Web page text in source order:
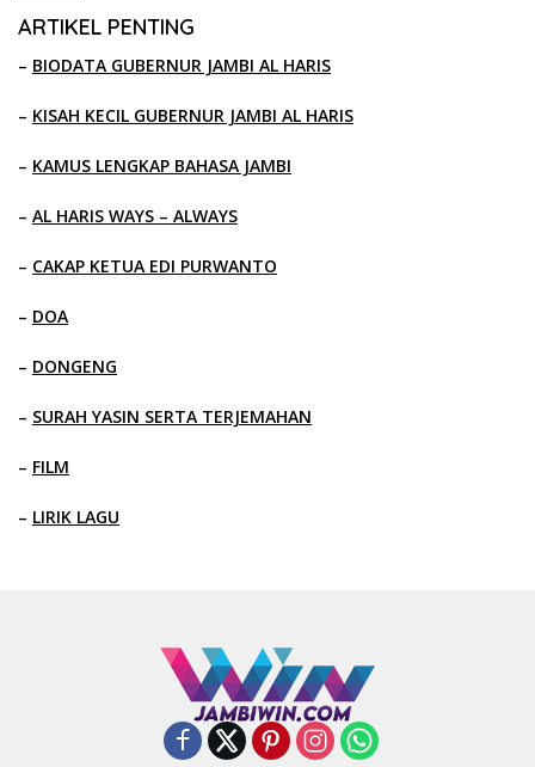
ARTIKEL PENTING
– BIODATA GUBERNUR JAMBI AL HARIS
– KISAH KECIL GUBERNUR JAMBI AL HARIS
– KAMUS LENGKAP BAHASA JAMBI
– AL HARIS WAYS – ALWAYS
– CAKAP KETUA EDI PURWANTO
– DOA
– DONGENG
– SURAH YASIN SERTA TERJEMAHAN
– FILM
– LIRIK LAGU